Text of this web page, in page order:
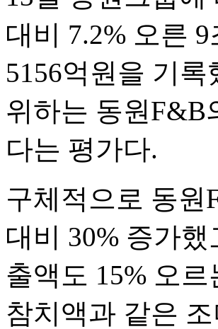
대비 7.2% 오른
5156억원을 기
위하는 동원F&B
다는 평가다.
구체적으로 동원
대비 30% 증가
출액도 15% 오
참치액과 같은